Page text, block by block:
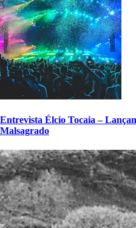
Entrevista Élcio Tocaia –
Malsagrado